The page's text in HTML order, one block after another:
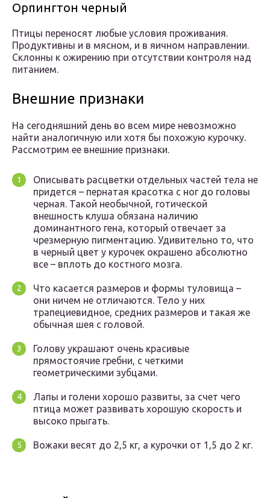
Орпингтон черный
Птицы переносят любые условия проживания.
Продуктивны и в мясном, и в яичном направлении.
Склонны к ожирению при отсутствии контроля над
питанием.
Внешние признаки
На сегодняшний день во всем мире невозможно
найти аналогичную или хотя бы похожую курочку.
Рассмотрим ее внешние признаки.
Описывать расцветки отдельных частей тела не
придется – пернатая красотка с ног до головы
черная. Такой необычной, готической
внешность клуша обязана наличию
доминантного гена, который отвечает за
чрезмерную пигментацию. Удивительно то, что
в черный цвет у курочек окрашено абсолютно
все – вплоть до костного мозга.
Что касается размеров и формы туловища –
они ничем не отличаются. Тело у них
трапециевидное, средних размеров и такая же
обычная шея с головой.
Голову украшают очень красивые
прямостоячие гребни, с четкими
геометрическими зубцами.
Лапы и голени хорошо развиты, за счет чего
птица может развивать хорошую скорость и
высоко прыгать.
Вожаки весят до 2,5 кг, а курочки от 1,5 до 2 кг.